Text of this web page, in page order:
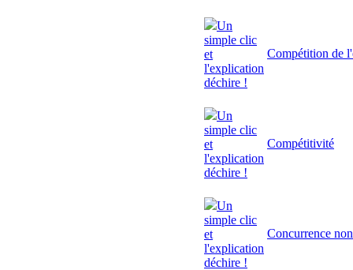
Un
simple clic
et
l'explication
déchire !
Compétition de
Un
simple clic
et
l'explication
déchire !
Compétitivité
Un
simple clic
et
l'explication
déchire !
Concurrence